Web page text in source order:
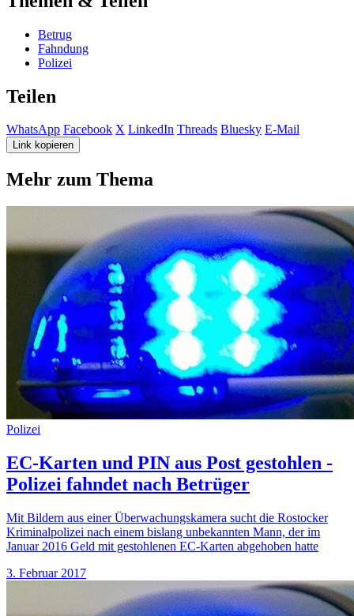
Betrug
Fahndung
Polizei
Teilen
WhatsApp Facebook X LinkedIn Threads Bluesky E-Mail
Link kopieren
Mehr zum Thema
Polizei
EC-Karten und PIN aus Post gestohlen -
Polizei fahndet nach Betrüger
Mit Bildern aus einer Überwachungskamera sucht die Rostocker
Kriminalpolizei nach einem bislang unbekannten Mann, der im
Januar 2016 Geld mit gestohlenen EC-Karten abgehoben hatte
3. Februar 2017